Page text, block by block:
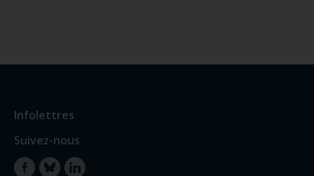
Infolettres
Suivez-nous